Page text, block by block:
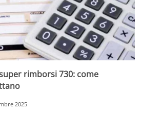
rimborsi 730: come
2025